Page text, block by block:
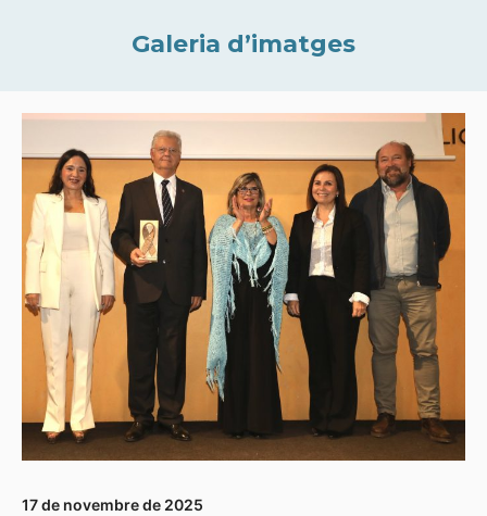
Galeria d’imatges
17 de novembre de 2025